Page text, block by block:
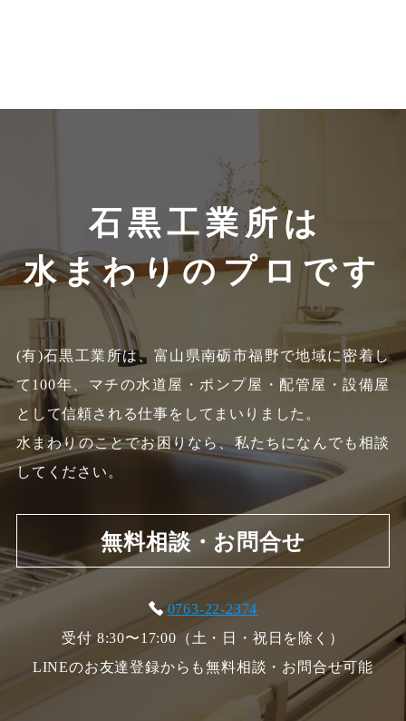
石黒工業所は
水まわりのプロです
(有)石黒工業所は、富山県南砺市福野で地域に密着し
て100年、 マチの水道屋・ポンプ屋・配管屋・設備屋
として信頼される仕事をしてまいりました。
水まわりのことでお困りなら、私たちになんでも相談
してください。
無料相談・お問合せ
0763-22-2374
受付 8:30〜17:00（土・日・祝日を除く）
LINEのお友達登録からも無料相談・お問合せ可能